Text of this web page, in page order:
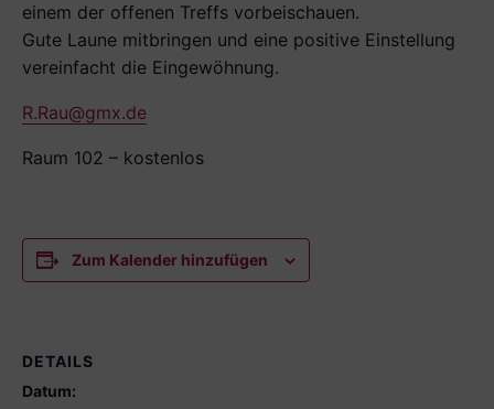
einem der offenen Treffs vorbeischauen.
Gute Laune mitbringen und eine positive Ein­stellung
vereinfacht die Eingewöhnung.
R.Rau@gmx.de
Raum 102 – kostenlos
Zum Kalender hinzufügen
DETAILS
Datum: